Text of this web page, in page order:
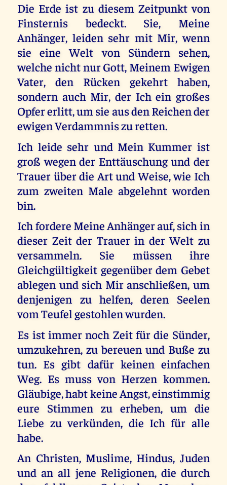
Die Erde ist zu diesem Zeitpunkt von
Finsternis bedeckt. Sie, Meine
Anhänger, leiden sehr mit Mir, wenn
sie eine Welt von Sündern sehen,
welche nicht nur Gott, Meinem Ewigen
Vater, den Rücken gekehrt haben,
sondern auch Mir, der Ich ein großes
Opfer erlitt, um sie aus den Reichen der
ewigen Verdammnis zu retten.
Ich leide sehr und Mein Kummer ist
groß wegen der Enttäuschung und der
Trauer über die Art und Weise, wie Ich
zum zweiten Male abgelehnt worden
bin.
Ich fordere Meine Anhänger auf, sich in
dieser Zeit der Trauer in der Welt zu
versammeln. Sie müssen ihre
Gleichgültigkeit gegenüber dem Gebet
ablegen und sich Mir anschließen, um
denjenigen zu helfen, deren Seelen
vom Teufel gestohlen wurden.
Es ist immer noch Zeit für die Sünder,
umzukehren, zu bereuen und Buße zu
tun. Es gibt dafür keinen einfachen
Weg. Es muss von Herzen kommen.
Gläubige, habt keine Angst, einstimmig
eure Stimmen zu erheben, um die
Liebe zu verkünden, die Ich für alle
habe.
An Christen, Muslime, Hindus, Juden
und an all jene Religionen, die durch